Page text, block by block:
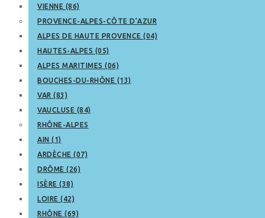
VIENNE (86)
PROVENCE-ALPES-CÔTE D’AZUR
ALPES DE HAUTE PROVENCE (04)
HAUTES-ALPES (05)
ALPES MARITIMES (06)
BOUCHES-DU-RHÔNE (13)
VAR (83)
VAUCLUSE (84)
RHÔNE-ALPES
AIN (1)
ARDÈCHE (07)
DRÔME (26)
ISÈRE (38)
LOIRE (42)
RHÔNE (69)